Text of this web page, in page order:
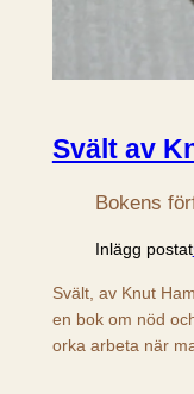
Svält av
Bokens
Inlägg postat
Svält, av Knut
en bok om nöd
orka arbeta när